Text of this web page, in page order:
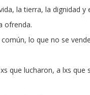
la tierra, la dignidad y
ofrenda.
lo que no se
que lucharon, a lxs que